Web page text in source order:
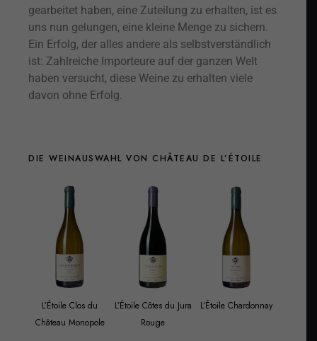
gearbeitet haben, eine Zuteilung zu erhalten, ist es
uns nun gelungen, eine kleine Menge zu sichern.
Ein Erfolg, der alles andere als selbstverständlich
ist: Zahlreiche Importeure auf der ganzen Welt
haben versucht, diese Weine zu erhalten viele
davon ohne Erfolg.
DIE WEINAUSWAHL VON CHÂTEAU DE L’ÉTOILE
L’Étoile Clos du
Château Monopole
L’Étoile Côtes du Jura
Rouge
L’Étoile Chardonnay